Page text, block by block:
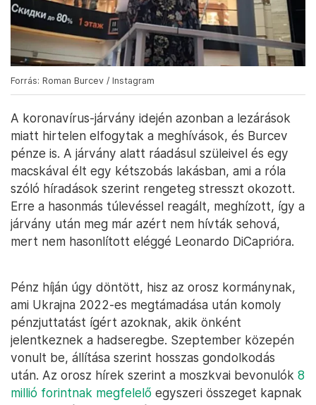
Forrás: Roman Burcev / Instagram
A koronavírus-járvány idején azonban a lezárások
miatt hirtelen elfogytak a meghívások, és Burcev
pénze is. A járvány alatt ráadásul szüleivel és egy
macskával élt egy kétszobás lakásban, ami a róla
szóló híradások szerint rengeteg stresszt okozott.
Erre a hasonmás túlevéssel reagált, meghízott, így a
járvány után meg már azért nem hívták sehová,
mert nem hasonlított eléggé Leonardo DiCaprióra.
Pénz híján úgy döntött, hisz az orosz kormánynak,
ami Ukrajna 2022-es megtámadása után komoly
pénzjuttatást ígért azoknak, akik önként
jelentkeznek a hadseregbe. Szeptember közepén
vonult be, állítása szerint hosszas gondolkodás
után. Az orosz hírek szerint a moszkvai bevonulók 8
millió forintnak megfelelő egyszeri összeget kapnak